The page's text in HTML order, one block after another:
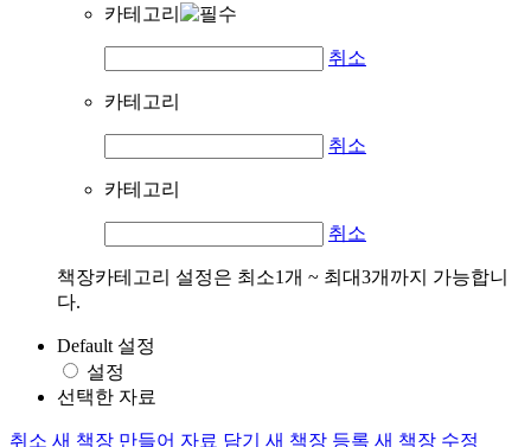
카테고리
취소
카테고리
취소
카테고리
취소
책장카테고리 설정은 최소1개 ~ 최대3개까지 가능합니
다.
Default 설정
설정
선택한 자료
취소 새 책장 만들어 자료 담기 새 책장 등록 새 책장 수정